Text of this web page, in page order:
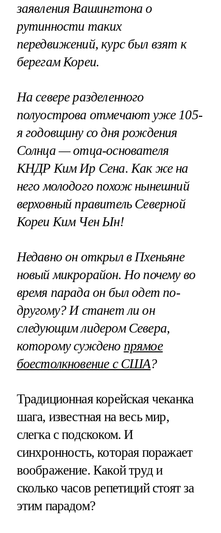
заявления Вашингтона о
рутинности таких
передвижений, курс был взят к
берегам Кореи.
На севере разделенного
полуострова отмечают уже 105-
я годовщину со дня рождения
Солнца — отца-основателя
КНДР Ким Ир Сена. Как же на
него молодого похож нынешний
верховный правитель Северной
Кореи Ким Чен Ын!
Недавно он открыл в Пхеньяне
новый микрорайон. Но почему во
время парада он был одет по-
другому? И станет ли он
следующим лидером Севера,
которому суждено прямое
боестолкновение с США?
Традиционная корейская чеканка
шага, известная на весь мир,
слегка с подскоком. И
синхронность, которая поражает
воображение. Какой труд и
сколько часов репетиций стоят за
этим парадом?